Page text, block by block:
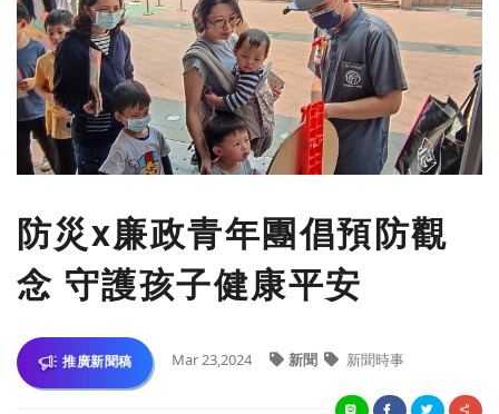
刊登
防災x廉政青年團倡預防觀
念 守護孩子健康平安
推廣新聞稿 Mar 23,2024 新聞 新聞時事